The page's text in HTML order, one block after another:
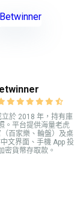
於 2018 年，持有庫
。平台提供海量老虎
百家樂、輪盤）及桌
文界面、手機 App 投
密貨幣存取款。